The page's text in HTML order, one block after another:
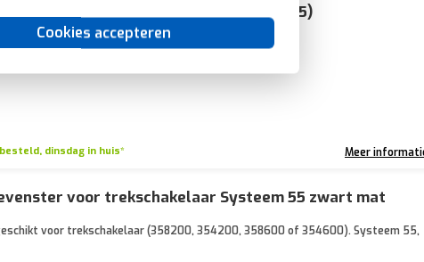
Cookies accepteren
4-polig Systeem 55 zwart mat (0279005)
polig. Systeem 55, zwart mat.
dinsdag in huis* Meer
voor trekschakelaar Systeem 55 zwart mat
voor trekschakelaar (358200, 354200, 358600 of 354600). Systeem 55,